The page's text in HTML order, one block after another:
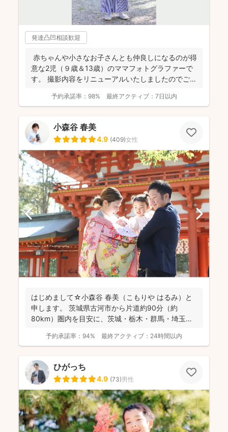
発達凸凹相談歓迎
赤ちゃんや小さなお子さんとも仲良しになるのが得
意な2児（９歳＆13歳）のママフォトグラファーで
す。 撮影内容をリニューアルいたしましたのでご案
予約承諾率： 98% 最終アクティブ： 7日以内
小森谷 春美
4.9 (409)女性
はじめまして☆小森谷 春美（こもりや はるみ）と
申します。 茨城県古河市から片道約90分（約
80km）圏内を目安に、茨城・栃木・群馬・埼玉
予約承諾率： 94% 最終アクティブ： 24時間以内
ひがっち
4.9 (73)男性